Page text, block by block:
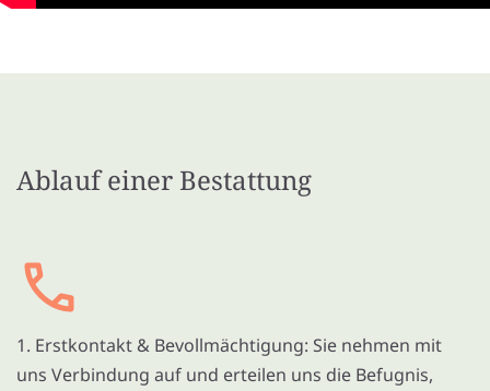
Ablauf einer Bestattung
1. Erstkontakt & Bevollmächtigung: Sie nehmen mit
uns Verbindung auf und erteilen uns die Befugnis,